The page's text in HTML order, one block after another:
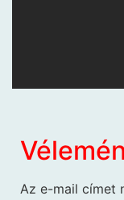
Az e-mail címet